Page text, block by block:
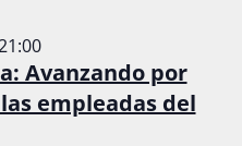
Avanzando por
empleadas del